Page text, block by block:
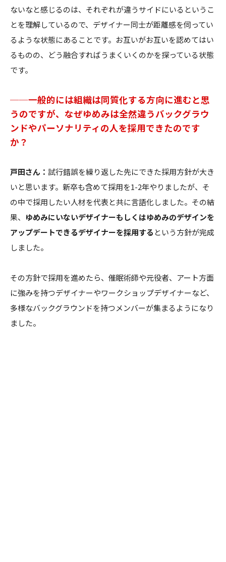
ないなと感じるのは、それぞれが違うサイドにいるというこ
とを理解しているので、デザイナー同士が距離感を伺ってい
るような状態にあることです。お互いがお互いを認めてはい
るものの、どう融合すればうまくいくのかを探っている状態
です。
──一般的には組織は同質化する方向に進むと思
うのですが、なぜゆめみは全然違うバックグラウ
ンドやパーソナリティの人を採用できたのです
か？
戸田さん： 試行錯誤を繰り返した先にできた採用方針が大き
いと思います。新卒も含めて採用を1-2年やりましたが、そ
の中で採用したい人材を代表と共に言語化しました。その結
果、 ゆめみにいないデザイナーもしくはゆめみのデザインを
アップデートできるデザイナーを採用する という方針が完成
しました。
その方針で採用を進めたら、催眠術師や元役者、アート方面
に強みを持つデザイナーやワークショップデザイナーなど、
多様なバックグラウンドを持つメンバーが集まるようになり
ました。